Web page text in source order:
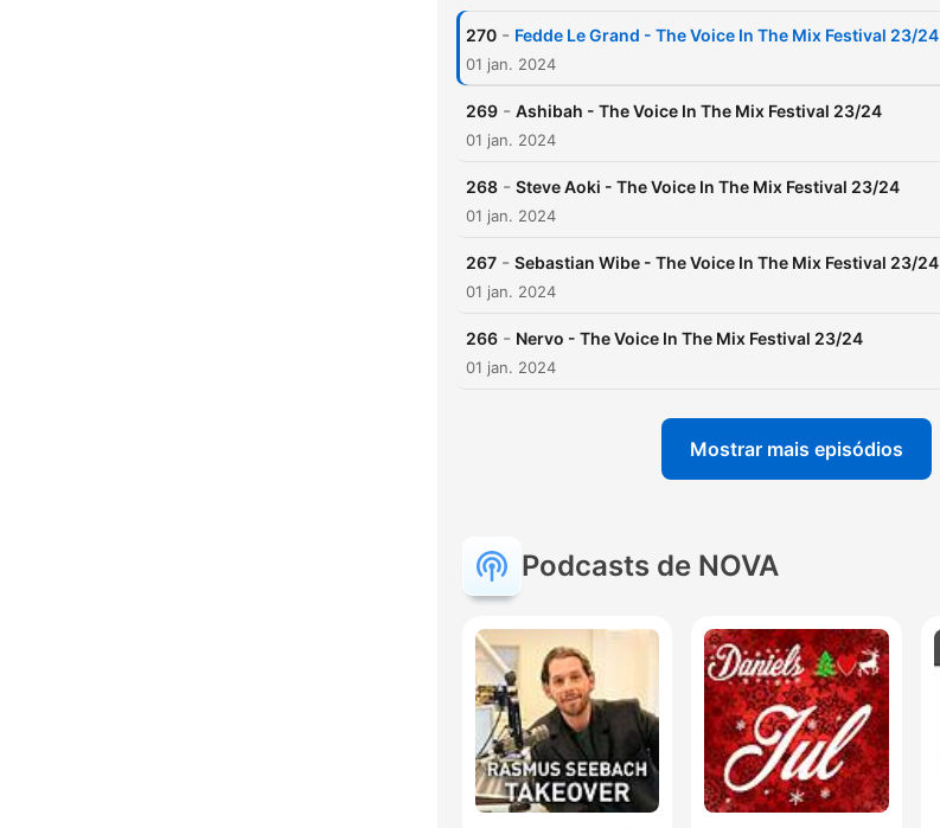
270 - Fedde Le Grand - The Voice In The Mix Festival 23/24
01 jan. 2024
269 - Ashibah - The Voice In The Mix Festival 23/24
01 jan. 2024
268 - Steve Aoki - The Voice In The Mix Festival 23/24
01 jan. 2024
267 - Sebastian Wibe - The Voice In The Mix Festival 23/24
01 jan. 2024
266 - Nervo - The Voice In The Mix Festival 23/24
01 jan. 2024
Mostrar mais episódios
Podcasts de NOVA